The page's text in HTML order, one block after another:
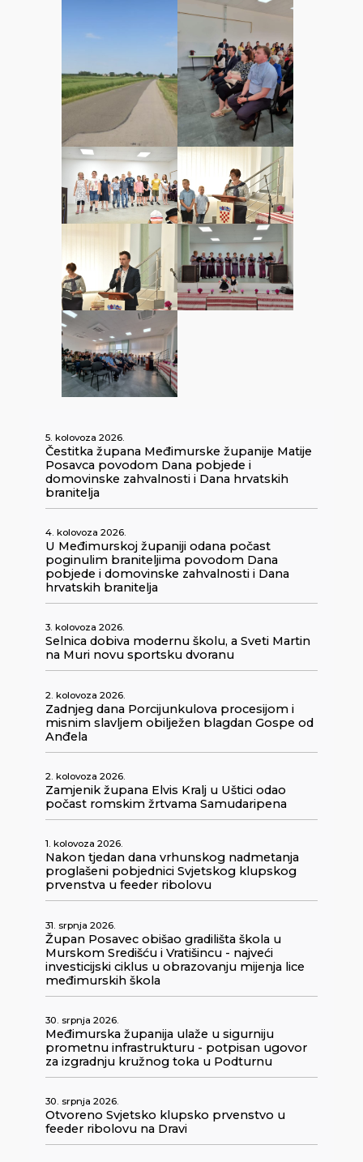
5. kolovoza 2026.
Čestitka župana Međimurske županije Matije
Posavca povodom Dana pobjede i
domovinske zahvalnosti i Dana hrvatskih
branitelja
4. kolovoza 2026.
U Međimurskoj županiji odana počast
poginulim braniteljima povodom Dana
pobjede i domovinske zahvalnosti i Dana
hrvatskih branitelja
3. kolovoza 2026.
Selnica dobiva modernu školu, a Sveti Martin
na Muri novu sportsku dvoranu
2. kolovoza 2026.
Zadnjeg dana Porcijunkulova procesijom i
misnim slavljem obilježen blagdan Gospe od
Anđela
2. kolovoza 2026.
Zamjenik župana Elvis Kralj u Uštici odao
počast romskim žrtvama Samudaripena
1. kolovoza 2026.
Nakon tjedan dana vrhunskog nadmetanja
proglašeni pobjednici Svjetskog klupskog
prvenstva u feeder ribolovu
31. srpnja 2026.
Župan Posavec obišao gradilišta škola u
Murskom Središću i Vratišincu - najveći
investicijski ciklus u obrazovanju mijenja lice
međimurskih škola
30. srpnja 2026.
Međimurska županija ulaže u sigurniju
prometnu infrastrukturu - potpisan ugovor
za izgradnju kružnog toka u Podturnu
30. srpnja 2026.
Otvoreno Svjetsko klupsko prvenstvo u
feeder ribolovu na Dravi